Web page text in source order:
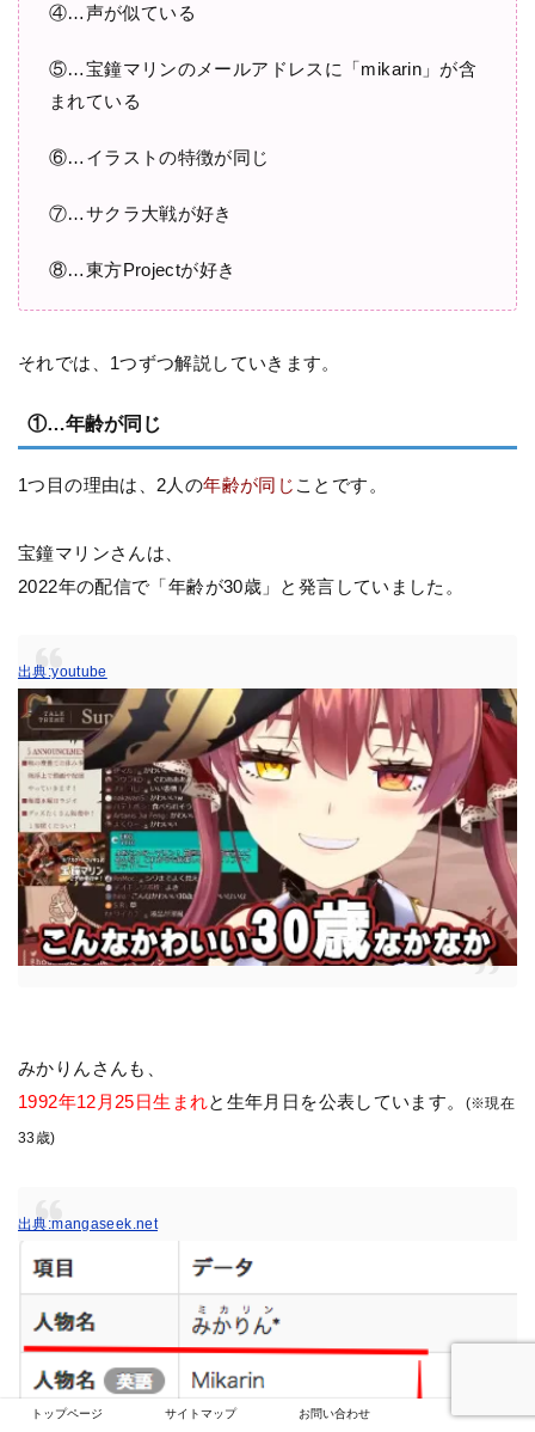
④…声が似ている
⑤…宝鐘マリンのメールアドレスに「mikarin」が含
まれている
⑥…イラストの特徴が同じ
⑦…サクラ大戦が好き
⑧…東方Projectが好き
それでは、1つずつ解説していきます。
①…年齢が同じ
1つ目の理由は、2人の年齢が同じ ことです。
宝鐘マリンさんは、
2022年の配信で「年齢が30歳」と発言していました。
出典:youtube
みかりんさんも、
1992年12月25日生まれと生年月日を公表しています。 (※現在
33歳)
出典:mangaseek.net
トップページ サイトマップ お問い合わせ